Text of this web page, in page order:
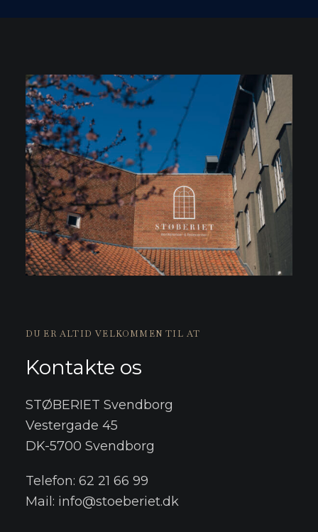
DU ER ALTID VELKOMMEN TIL AT
Kontakte os
STØBERIET Svendborg
Vestergade 45
DK-5700 Svendborg
Telefon: 62 21 66 99
Mail: info@stoeberiet.dk